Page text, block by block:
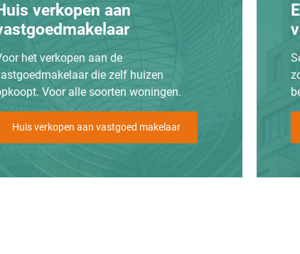
verkopen aan
het verkopen aan de
die zelf huizen
Voor alle soorten woningen.
Huis verkopen aan vastgoed makelaar